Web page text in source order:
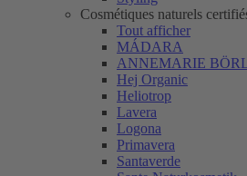
Cosmétiques naturels
Tout afficher
MÁDARA
ANNEMARIE
Hej Organic
Heliotrop
Lavera
Logona
Primavera
Santaverde